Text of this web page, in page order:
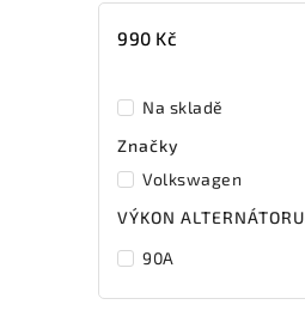
990 Kč
Na skladě
Značky
Volkswagen
VÝKON ALTERNÁTORU
90A